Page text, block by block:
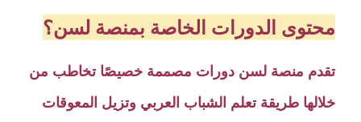
محتوى الدورات الخاصة بمنصة لسن؟
تقدم منصة لسن دورات مصممة خصيصًا تخاطب من
خلالها طريقة تعلم الشباب العربي وتزيل المعوقات